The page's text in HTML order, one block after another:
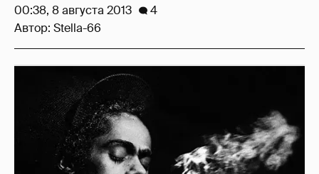
00:38, 8 августа 2013
4
Автор: Stella-66